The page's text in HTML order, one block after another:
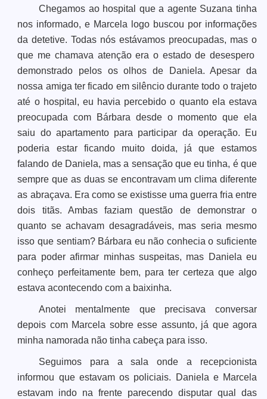
Chegamos ao hospital que a agente Suzana tinha
nos informado, e Marcela logo buscou por informações
da detetive. Todas nós estávamos preocupadas, mas o
que me chamava atenção era o estado de desespero
demonstrado pelos os olhos de Daniela. Apesar da
nossa amiga ter ficado em silêncio durante todo o trajeto
até o hospital, eu havia percebido o quanto ela estava
preocupada com Bárbara desde o momento que ela
saiu do apartamento para participar da operação. Eu
poderia estar ficando muito doida, já que estamos
falando de Daniela, mas a sensação que eu tinha, é que
sempre que as duas se encontravam um clima diferente
as abraçava. Era como se existisse uma guerra fria entre
dois titãs. Ambas faziam questão de demonstrar o
quanto se achavam desagradáveis, mas seria mesmo
isso que sentiam? Bárbara eu não conhecia o suficiente
para poder afirmar minhas suspeitas, mas Daniela eu
conheço perfeitamente bem, para ter certeza que algo
estava acontecendo com a baixinha.
Anotei mentalmente que precisava conversar
depois com Marcela sobre esse assunto, já que agora
minha namorada não tinha cabeça para isso.
Seguimos para a sala onde a recepcionista
informou que estavam os policiais. Daniela e Marcela
estavam indo na frente parecendo disputar qual das